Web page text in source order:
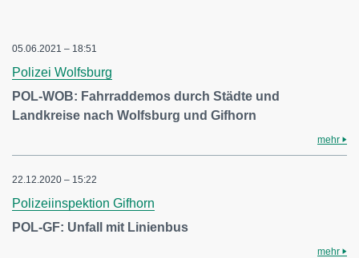
05.06.2021 – 18:51
Polizei Wolfsburg
POL-WOB: Fahrraddemos durch Städte und
Landkreise nach Wolfsburg und Gifhorn
mehr
22.12.2020 – 15:22
Polizeiinspektion Gifhorn
POL-GF: Unfall mit Linienbus
mehr